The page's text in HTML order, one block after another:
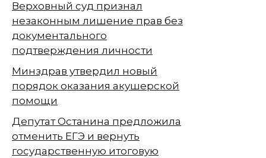
Верховный суд признал
незаконным лишение прав без
документального
подтверждения личности
Минздрав утвердил новый
порядок оказания акушерской
помощи
Депутат Останина предложила
отменить ЕГЭ и вернуть
государственную итоговую